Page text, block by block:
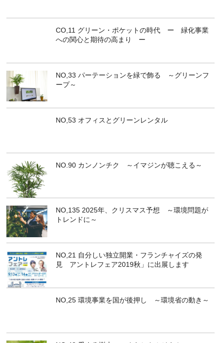
CO,11 グリーン・ポケットの時代 ー 緑化事業
への関心と期待の高まり ー
NO,33 パーテーションを緑で飾る ～グリーンフ
ープ～
NO,53 オフィスとグリーンレンタル
NO.90 カンノンチク ～イマジンが聴こえる～
NO,135 2025年、クリスマス予想 ～環境問題が
トレンドに～
NO,21 自分しい独立開業・フランチャイズの発
見 アントレフェア2019秋」に出展します
NO,25 環境事業を国が後押し ～環境省の動き～